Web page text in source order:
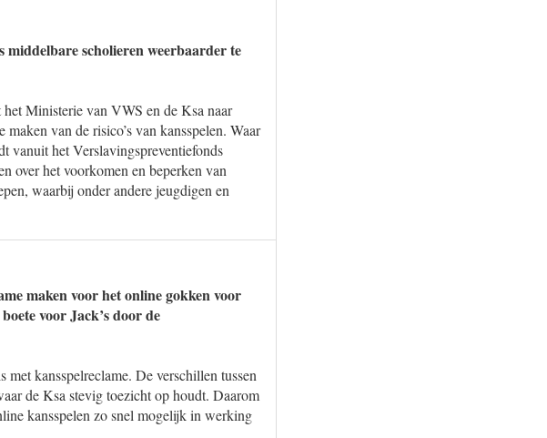
middelbare scholieren weerbaarder te
Ministerie van VWS en de Ksa naar
van de risico’s van kansspelen. Waar
vanuit het Verslavingspreventiefonds
over het voorkomen en beperken van
waarbij onder andere jeugdigen en
maken voor het online gokken voor
voor Jack’s door de
kansspelreclame. De verschillen tussen
de Ksa stevig toezicht op houdt. Daarom
kansspelen zo snel mogelijk in werking